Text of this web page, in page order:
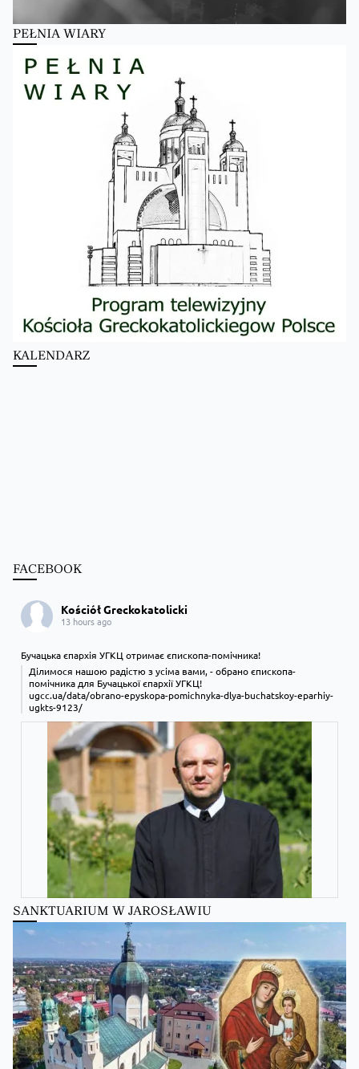
PEŁNIA WIARY
KALENDARZ
FACEBOOK
Kościół Greckokatolicki
13 hours ago
Бучацька єпархія УГКЦ отримає єпископа-помічника!
Ділимося нашою радістю з усіма вами, - обрано єпископа-
помічника для Бучацької єпархії УГКЦ!
ugcc.ua/data/obrano-epyskopa-pomichnyka-dlya-buchatskoy-eparhiy-
ugkts-9123/
Zobacz na Facebooku
Kościół GreckokatolickiKościół Greckokatolicki
zmienił(a) swój status.
14 hours ago
Zobacz na Facebooku · Udostępnij
SANKTUARIUM W JAROSŁAWIU